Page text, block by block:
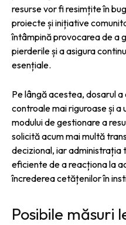
resurse vor fi resimțite în
proiecte și inițiative
întâmpină provocarea de a
pierderile și a asigura
esențiale.
Pe lângă acestea, dosarul
controale mai riguroase și
modului de gestionare a
solicită acum mai multă
decizional, iar administrația
eficiente de a reacționa la
încrederea cetățenilor în
Posibile măsuri